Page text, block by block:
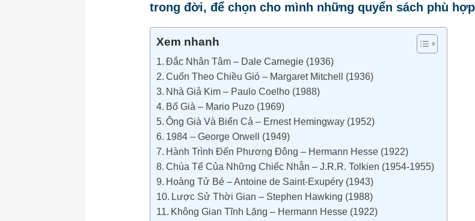
trong đời, để chọn cho mình những quyển sách phù
Xem nhanh
Đắc Nhân Tâm – Dale Carnegie (1936)
Cuốn Theo Chiều Gió – Margaret Mitchell (1936)
Nhà Giả Kim – Paulo Coelho (1988)
Bố Già – Mario Puzo (1969)
Ông Già Và Biển Cả – Ernest Hemingway (1952)
1984 – George Orwell (1949)
Hành Trình Đến Phương Đông – Hermann Hesse (1922)
Chúa Tể Của Những Chiếc Nhẫn – J.R.R. Tolkien (1954-1955)
Hoàng Tử Bé – Antoine de Saint-Exupéry (1943)
Lược Sử Thời Gian – Stephen Hawking (1988)
Không Gian Tĩnh Lặng – Hermann Hesse (1922)